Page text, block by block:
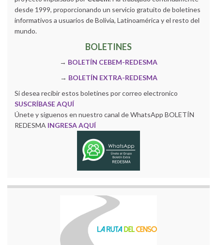
desde 1999, proporcionando un servicio gratuito de boletines
informativos a usuarios de Bolivia, Latinoamérica y el resto del
mundo.
BOLETINES
→ BOLETÍN CEBEM-REDESMA
→ BOLETÍN EXTRA-REDESMA
Si desea recibir estos boletines por correo electronico
SUSCRÍBASE AQUÍ
Únete y siguenos en nuestro canal de WhatsApp BOLETÍN
REDESMA INGRESA AQUÍ